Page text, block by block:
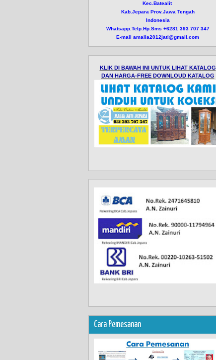
Kec.Batealit
Kab.Jepara Prov.Jawa Tengah
Indonesia
Whatsapp.Telp.Hp.Sms +6281 393 707 347
E-mail amalia2012jati@gmail.com
KLIK DI BAWAH INI UNTUK LIHAT KATALOG
DAN HARGA-FREE DOWNLOUD KATALOG
Cara Pemesanan